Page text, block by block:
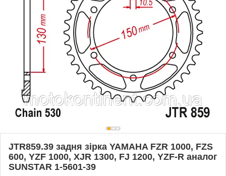
JTR859.39 задня зірка YAMAHA FZR 1000, FZS
600, YZF 1000, XJR 1300, FJ 1200, YZF-R аналог
SUNSTAR 1-5601-39